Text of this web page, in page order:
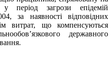
у період загрози епідемій
за наявності відповідних
витрат, що компенсуються
державного